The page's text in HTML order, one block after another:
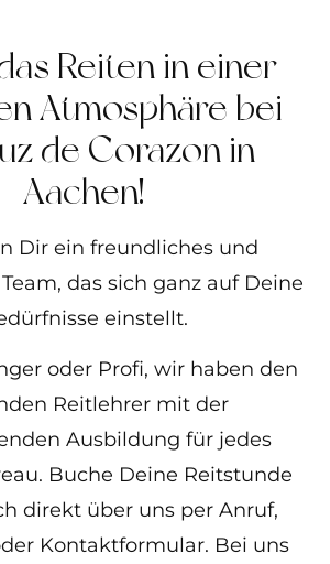
Reiten in einer
Atmosphäre bei
de Corazon in
Aachen!
Dir ein freundliches und
das sich ganz auf Deine
einstellt.
oder Profi, wir haben den
Reitlehrer mit der
Ausbildung für jedes
Buche Deine Reitstunde
direkt über uns per Anruf,
Kontaktformular. Bei uns